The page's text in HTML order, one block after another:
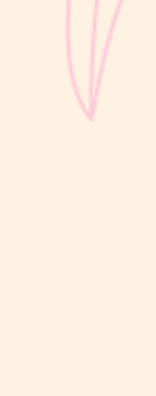
satu indikator
si Kecil berjalan